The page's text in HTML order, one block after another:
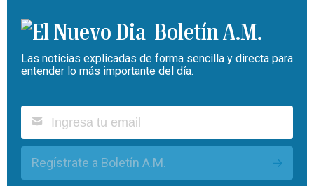
Boletín A.M.
Las noticias explicadas de forma sencilla y directa para
entender lo más importante del día.
Regístrate a Boletín A.M.